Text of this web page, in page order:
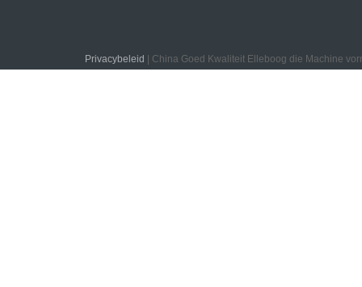
Privacybeleid | China Goed Kwaliteit Elleboog die Machine